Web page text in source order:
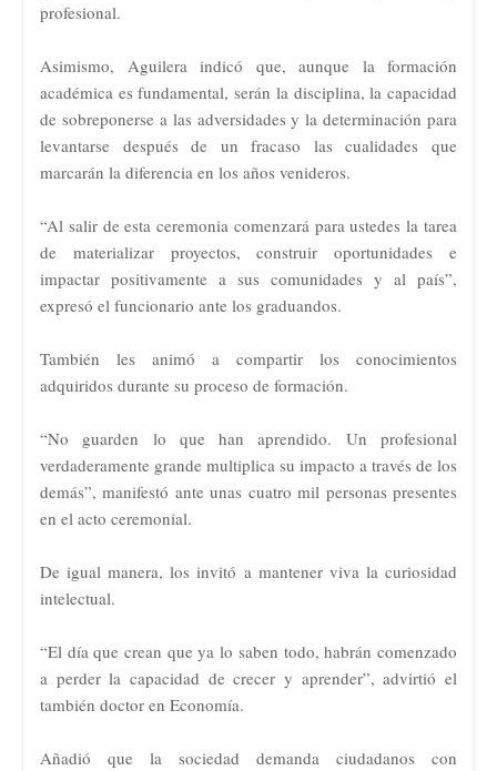
profesional.
Asimismo, Aguilera indicó que, aunque la formación
académica es fundamental, serán la disciplina, la capacidad
de sobreponerse a las adversidades y la determinación para
levantarse después de un fracaso las cualidades que
marcarán la diferencia en los años venideros.
“Al salir de esta ceremonia comenzará para ustedes la tarea
de materializar proyectos, construir oportunidades e
impactar positivamente a sus comunidades y al país”,
expresó el funcionario ante los graduandos.
También les animó a compartir los conocimientos
adquiridos durante su proceso de formación.
“No guarden lo que han aprendido. Un profesional
verdaderamente grande multiplica su impacto a través de los
demás”, manifestó ante unas cuatro mil personas presentes
en el acto ceremonial.
De igual manera, los invitó a mantener viva la curiosidad
intelectual.
“El día que crean que ya lo saben todo, habrán comenzado
a perder la capacidad de crecer y aprender”, advirtió el
también doctor en Economía.
Añadió que la sociedad demanda ciudadanos con